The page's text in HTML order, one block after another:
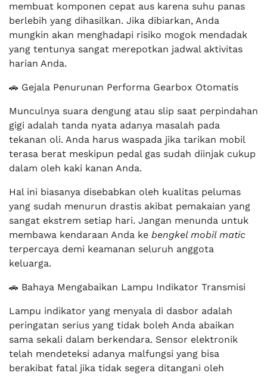
membuat komponen cepat aus karena suhu panas
berlebih yang dihasilkan. Jika dibiarkan, Anda
mungkin akan menghadapi risiko mogok mendadak
yang tentunya sangat merepotkan jadwal aktivitas
harian Anda.
🚗 Gejala Penurunan Performa Gearbox Otomatis
Munculnya suara dengung atau slip saat perpindahan
gigi adalah tanda nyata adanya masalah pada
tekanan oli. Anda harus waspada jika tarikan mobil
terasa berat meskipun pedal gas sudah diinjak cukup
dalam oleh kaki kanan Anda.
Hal ini biasanya disebabkan oleh kualitas pelumas
yang sudah menurun drastis akibat pemakaian yang
sangat ekstrem setiap hari. Jangan menunda untuk
membawa kendaraan Anda ke bengkel mobil matic
terpercaya demi keamanan seluruh anggota
keluarga.
🚗 Bahaya Mengabaikan Lampu Indikator Transmisi
Lampu indikator yang menyala di dasbor adalah
peringatan serius yang tidak boleh Anda abaikan
sama sekali dalam berkendara. Sensor elektronik
telah mendeteksi adanya malfungsi yang bisa
berakibat fatal jika tidak segera ditangani oleh